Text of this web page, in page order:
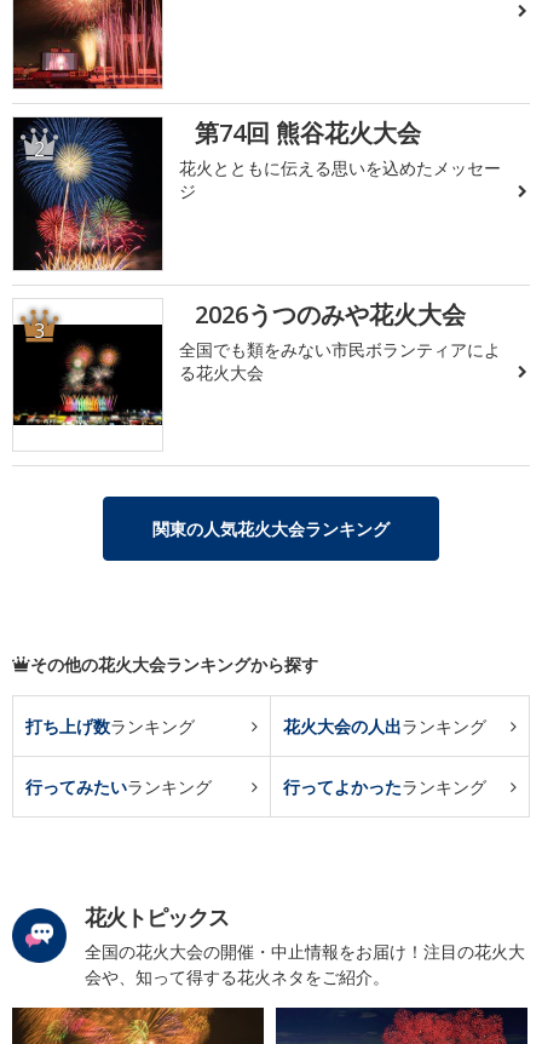
2 第74回 熊谷花火大会
花火とともに伝える思いを込めたメッセー
ジ
3 2026うつのみや花火大会
全国でも類をみない市民ボランティアによ
る花火大会
関東の人気花火大会ランキング
その他の花火大会ランキングから探す
打ち上げ数ランキング 花火大会の人出ランキング
行ってみたいランキング 行ってよかったランキング
花火トピックス
全国の花火大会の開催・中止情報をお届け！注目の花火大
会や、知って得する花火ネタをご紹介。